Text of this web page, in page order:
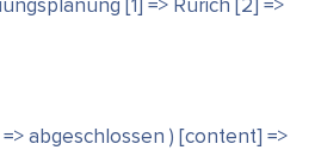
[1] => Rurich [2] =>
abgeschlossen ) [content] =>